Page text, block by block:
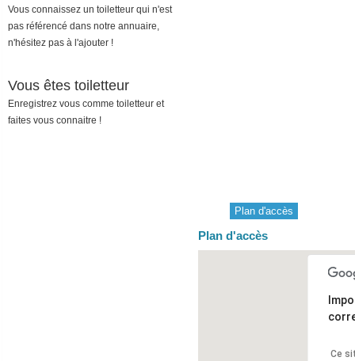
Plan d'accès
Plan d'accès
Ce
Vous connaissez un toiletteur qui n'est
pas référencé dans notre annuaire,
n'hésitez pas à l'ajouter !
Vous êtes toiletteur
Enregistrez vous comme toiletteur et
faites vous connaitre !